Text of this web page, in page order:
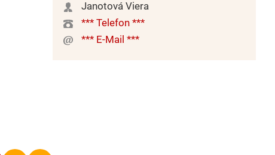
Janotová Viera
*** Telefon ***
*** E-Mail ***